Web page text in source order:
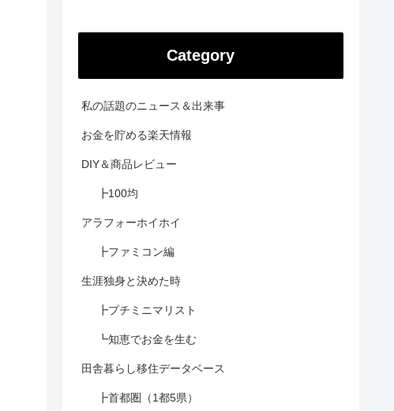
Category
私の話題のニュース＆出来事
お金を貯める楽天情報
DIY＆商品レビュー
┣100均
アラフォーホイホイ
┣ファミコン編
生涯独身と決めた時
┣プチミニマリスト
┗知恵でお金を生む
田舎暮らし移住データベース
┣首都圏（1都5県）